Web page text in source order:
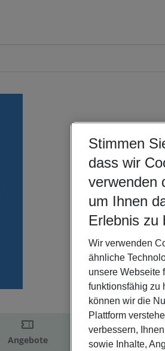
Angebote
Stimmen
dass wir
verwenden
um Ihnen
Erlebnis zu
Wir verwenden
ähnliche
unsere Webseite
funktionsfähig zu
können wir die
Plattform
verbessern,
sowie Inhalte,